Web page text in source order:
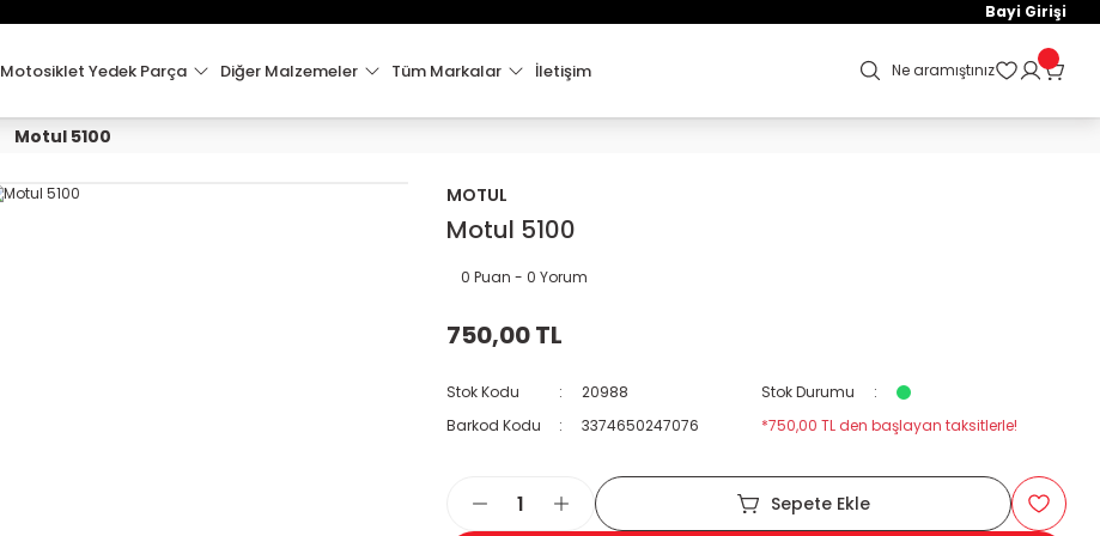
2000 TL VE ÜZERİ KARGO ÜCRETSİZ !
Bayi Girişi
Motosiklet Yedek Parça Diğer Malzemeler Tüm Markalar İletişim Ne aramıştınız
Motul 5100
MOTUL
Motul 5100
0 Puan - 0 Yorum
750,00 TL
Stok Kodu 20988
Stok Durumu
Barkod Kodu
3374650247076 *750,00 TL den başlayan taksitlerle!
Sepete Ekle